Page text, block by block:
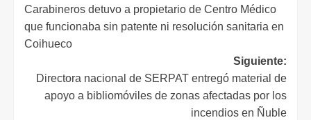
Carabineros detuvo a propietario de Centro Médico
que funcionaba sin patente ni resolución sanitaria en
Coihueco
Siguiente:
Directora nacional de SERPAT entregó material de
apoyo a bibliomóviles de zonas afectadas por los
incendios en Ñuble